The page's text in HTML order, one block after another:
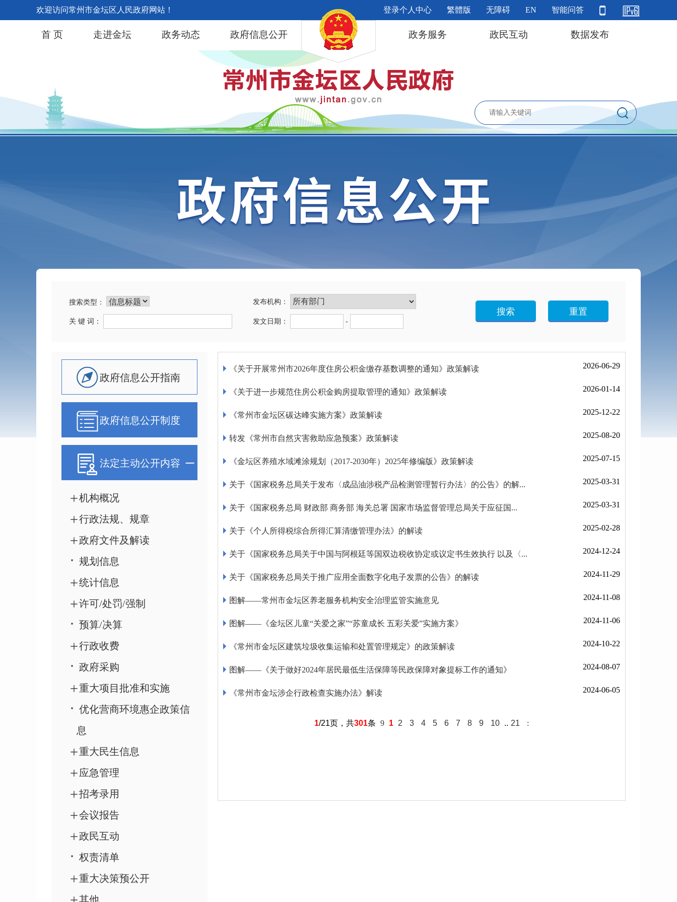
欢迎访问常州市金坛区人民政府网站！ 登录个人中心 繁體版 无障碍 EN 智能问答
首 页 走进金坛 政务动态 政府信息公开 政务服务 政民互动 数据发布
搜索类型： 发布机构：
搜索 重置
关 键 词： 发文日期： -
政府信息公开指南
政府信息公开制度
法定主动公开内容
机构概况
行政法规、规章
政府文件及解读
规划信息
统计信息
许可/处罚/强制
预算/决算
行政收费
政府采购
重大项目批准和实施
优化营商环境惠企政策信
息
重大民生信息
应急管理
招考录用
会议报告
政民互动
权责清单
重大决策预公开
其他